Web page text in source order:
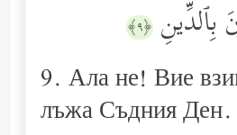
﴿٩﴾
9. Ала не! Вие
лъжа Съдния Ден.